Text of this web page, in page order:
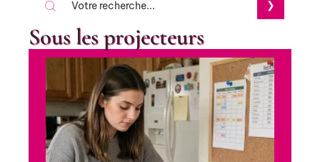
Sous les projecteurs